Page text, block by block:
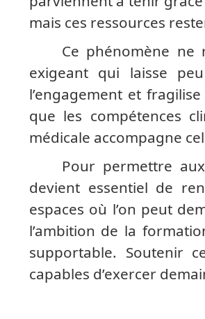
mais ces ressources
Ce phénomène ne
exigeant qui laisse
l’engagement et
que les compétences
médicale accompagne
Pour permettre
devient essentiel de
espaces où l’on peut
l’ambition de la
supportable. Soutenir
capables d’exercer